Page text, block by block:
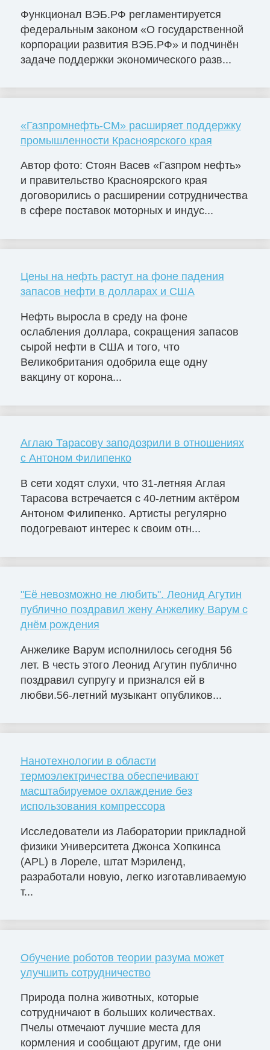
Функционал ВЭБ.РФ регламентируется
федеральным законом «О государственной
корпорации развития ВЭБ.РФ» и подчинён
задаче поддержки экономического разв...
«Газпромнефть-СМ» расширяет поддержку
промышленности Красноярского края
Автор фото: Стоян Васев «Газпром нефть»
и правительство Красноярского края
договорились о расширении сотрудничества
в сфере поставок моторных и индус...
Цены на нефть растут на фоне падения
запасов нефти в долларах и США
Нефть выросла в среду на фоне
ослабления доллара, сокращения запасов
сырой нефти в США и того, что
Великобритания одобрила еще одну
вакцину от корона...
Аглаю Тарасову заподозрили в отношениях
с Антоном Филипенко
В сети ходят слухи, что 31-летняя Аглая
Тарасова встречается с 40-летним актёром
Антоном Филипенко. Артисты регулярно
подогревают интерес к своим отн...
"Её невозможно не любить". Леонид Агутин
публично поздравил жену Анжелику Варум с
днём рождения
Анжелике Варум исполнилось сегодня 56
лет. В честь этого Леонид Агутин публично
поздравил супругу и признался ей в
любви.56-летний музыкант опубликов...
Нанотехнологии в области
термоэлектричества обеспечивают
масштабируемое охлаждение без
использования компрессора
Исследователи из Лаборатории прикладной
физики Университета Джонса Хопкинса
(APL) в Лореле, штат Мэриленд,
разработали новую, легко изготавливаемую
т...
Обучение роботов теории разума может
улучшить сотрудничество
Природа полна животных, которые
сотрудничают в больших количествах.
Пчелы отмечают лучшие места для
кормления и сообщают другим, где они